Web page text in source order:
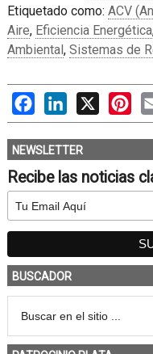
Etiquetado como: ACV
Aire, Eficiencia Energética
Ambiental, Sistemas de
FacebookLinkedIn
X
NEWSLETTER
Recibe las noticias
BUSCADOR